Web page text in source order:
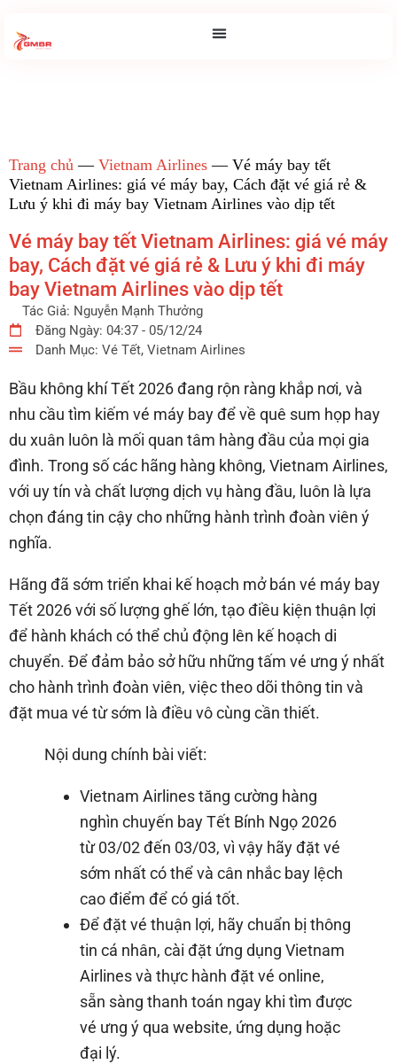
Trang chủ — Vietnam Airlines — Vé máy bay tết
Vietnam Airlines: giá vé máy bay, Cách đặt vé giá rẻ &
Lưu ý khi đi máy bay Vietnam Airlines vào dịp tết
Vé máy bay tết Vietnam Airlines: giá vé máy
bay, Cách đặt vé giá rẻ & Lưu ý khi đi máy
bay Vietnam Airlines vào dịp tết
Tác Giả: Nguyễn Mạnh Thưởng
Đăng Ngày: 04:37 - 05/12/24
Danh Mục: Vé Tết, Vietnam Airlines
Bầu không khí Tết 2026 đang rộn ràng khắp nơi, và
nhu cầu tìm kiếm vé máy bay để về quê sum họp hay
du xuân luôn là mối quan tâm hàng đầu của mọi gia
đình. Trong số các hãng hàng không, Vietnam Airlines,
với uy tín và chất lượng dịch vụ hàng đầu, luôn là lựa
chọn đáng tin cậy cho những hành trình đoàn viên ý
nghĩa.
Hãng đã sớm triển khai kế hoạch mở bán vé máy bay
Tết 2026 với số lượng ghế lớn, tạo điều kiện thuận lợi
để hành khách có thể chủ động lên kế hoạch di
chuyển. Để đảm bảo sở hữu những tấm vé ưng ý nhất
cho hành trình đoàn viên, việc theo dõi thông tin và
đặt mua vé từ sớm là điều vô cùng cần thiết.
Nội dung chính bài viết:
Vietnam Airlines tăng cường hàng
nghìn chuyến bay Tết Bính Ngọ 2026
từ 03/02 đến 03/03, vì vậy hãy đặt vé
sớm nhất có thể và cân nhắc bay lệch
cao điểm để có giá tốt.
Để đặt vé thuận lợi, hãy chuẩn bị thông
tin cá nhân, cài đặt ứng dụng Vietnam
Airlines và thực hành đặt vé online,
sẵn sàng thanh toán ngay khi tìm được
vé ưng ý qua website, ứng dụng hoặc
đại lý.